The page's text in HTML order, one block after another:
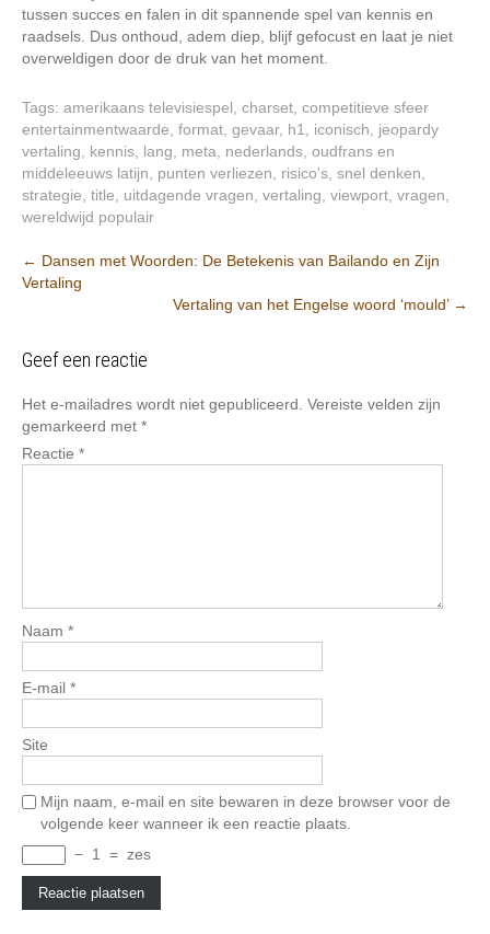
tussen succes en falen in dit spannende spel van kennis en
raadsels. Dus onthoud, adem diep, blijf gefocust en laat je niet
overweldigen door de druk van het moment.
Tags: amerikaans televisiespel charset competitieve sfeer
entertainmentwaarde format gevaar, h1 iconisch
jeopardy
vertaling
kennis lang meta nederlands oudfrans en
middeleeuws latijn
punten verliezen risico's snel denken
strategie title uitdagende vragen vertaling viewport vragen
wereldwijd populair
Berichtnavigatie
← Dansen met Woorden: De Betekenis van Bailando en Zijn
Vertaling
Vertaling van het Engelse woord ‘mould’ →
Geef een reactie
Het e-mailadres wordt niet gepubliceerd. Vereiste velden zijn
gemarkeerd met *
Reactie *
Naam *
E-mail *
Site
Mijn naam, e-mail en site bewaren in deze browser voor de
volgende keer wanneer ik een reactie plaats.
− 1 = zes